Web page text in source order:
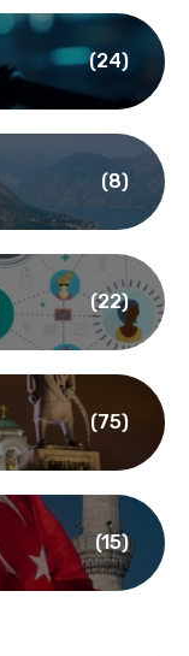
(24)
(8)
(22)
(75)
(15)